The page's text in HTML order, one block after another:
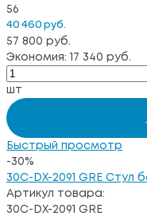
56
40 460 руб.
57 800 руб.
Экономия: 17 340 руб.
шт
Быстрый просмотр
-30%
30C-DX-2091 GRE
Артикул товара:
30C-DX-2091 GRE